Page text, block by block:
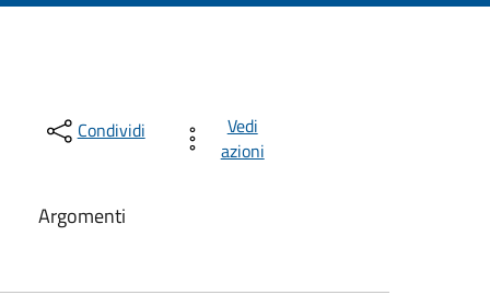
Condividi
Vedi
azioni
Argomenti